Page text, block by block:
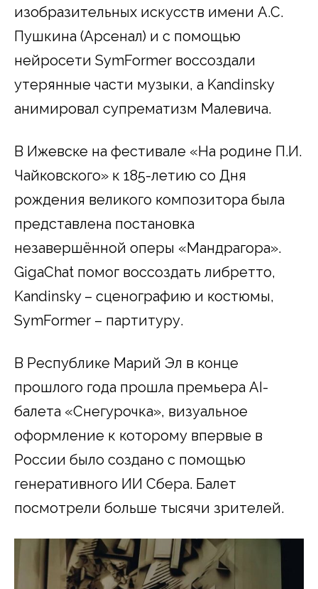
изобразительных искусств имени А.С.
Пушкина (Арсенал) и с помощью
нейросети SymFormer воссоздали
утерянные части музыки, а Kandinsky
анимировал супрематизм Малевича.
В Ижевске на фестивале «На родине П.И.
Чайковского» к 185-летию со Дня
рождения великого композитора была
представлена постановка
незавершённой оперы «Мандрагора».
GigaChat помог воссоздать либретто,
Kandinsky – сценографию и костюмы,
SymFormer – партитуру.
В Республике Марий Эл в конце
прошлого года прошла премьера AI-
балета «Снегурочка», визуальное
оформление к которому впервые в
России было создано с помощью
генеративного ИИ Сбера. Балет
посмотрели больше тысячи зрителей.